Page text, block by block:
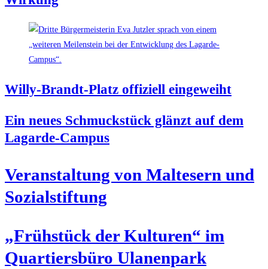
Wil­ly-Brandt-Platz offi­zi­ell eingeweiht
Ein neu­es Schmuck­stück glänzt auf dem
Lagarde-Campus
Ver­an­stal­tung von Mal­te­sern und
Sozialstiftung
„Früh­stück der Kul­tu­ren“ im
Quar­tiers­bü­ro Ulanenpark